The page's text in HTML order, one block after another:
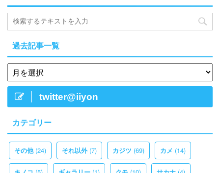
過去記事一覧
twitter@iiyon
カテゴリー
その他(24) それ以外 (7) カジツ (69) カメ (14)